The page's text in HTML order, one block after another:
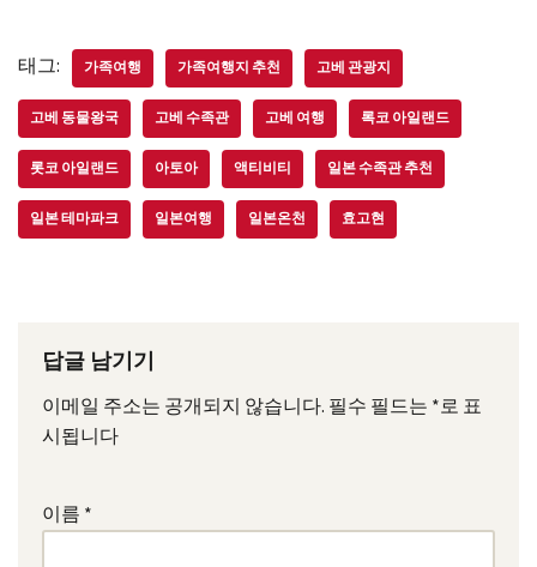
태그: 가족여행 가족여행지 추천 고베 관광지
고베 동물왕국 고베 수족관 고베 여행 록코 아일랜드
롯코 아일랜드 아토아 액티비티 일본 수족관 추천
일본 테마파크 일본여행 일본온천 효고현
답글 남기기
이메일 주소는 공개되지 않습니다. 필수 필드는 *로 표
시됩니다
이름 *